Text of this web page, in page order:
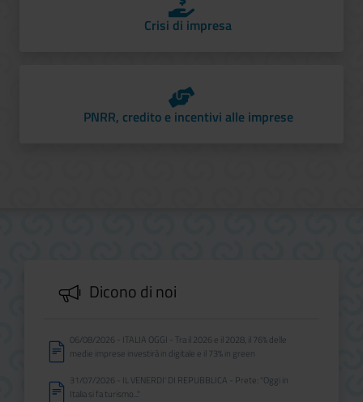
Crisi di impresa
PNRR, credito e incentivi alle imprese
Dicono di noi
06/08/2026 - ITALIA OGGI - Tra il 2026 e il 2028, il 76% delle
medie imprese investirà in digitale e il 73% in green
31/07/2026 - IL VENERDI' DI REPUBBLICA - Prete: "Oggi in
Italia si fa turismo..."